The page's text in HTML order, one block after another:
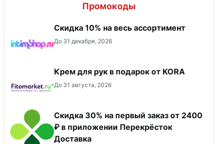
Промокоды
Скидка 10% на весь ассортимент
До 31 декабря, 2026
Крем для рук в подарок от KORA
До 31 августа, 2026
Скидка 30% на первый заказ от 2400
₽ в приложении Перекрёсток
Доставка